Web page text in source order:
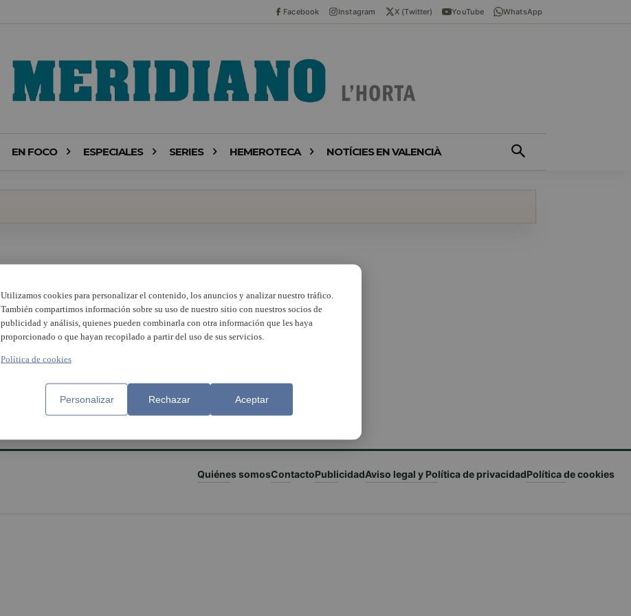
Facebook Instagram X (Twitter) YouTube WhatsApp
EN FOCO ESPECIALES SERIES HEMEROTECA NOTÍCIES EN VALENCIÀ
Quiénes somosContactoPublicidadAviso legal y Política de privacidadPolítica de cookies
Utilizamos cookies para personalizar el contenido, los anuncios y analizar nuestro tráfico.
También compartimos información sobre su uso de nuestro sitio con nuestros socios de
publicidad y análisis, quienes pueden combinarla con otra información que les haya
proporcionado o que hayan recopilado a partir del uso de sus servicios.
Política de cookies
Personalizar Rechazar Aceptar